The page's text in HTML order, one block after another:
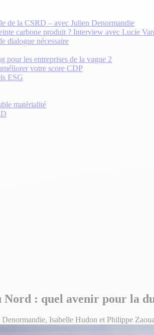
de la CSRD – avec Julien Denormandie
carbone produit ? Interview avec Lucie
dialogue nécessaire
pour les entreprises de la vague 2
votre score CDP
ESG
matérialité
Nord : quel avenir pour la
Isabelle Hudon et Philippe